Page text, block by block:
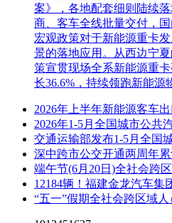
案》，各地配套细则陆续
商、客车全线批量交付，
宏观政策对于新能源重卡
景的落地应用。从西边宁
策宣贯现场全系新能源重
长36.6%，持续领跑新能源
2026年上半年新能源客车出
2026年1-5月全国城市公共
交通运输部发布1-5月全国
深中跨市公交开通两周年
端午节(6月20日)全社会跨
12184辆！福建金龙汽车集
“五一”假期全社会跨区域